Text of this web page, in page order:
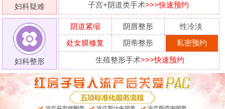
妇科疑难 子宫+阴道类手术>>>快速预约
妇科整形
阴道紧缩 阴唇整形
性冷淡
处女膜修复
阴蒂整形 私密预约
生殖整形手术>>>快速预约